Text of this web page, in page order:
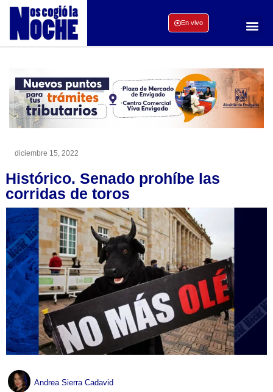
En vivo
diciembre 15, 2022
Histórico. Senado prohíbe las
corridas de toros
Andrea Sierra Cadavid